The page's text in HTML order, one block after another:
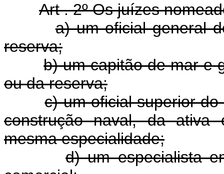
Art . 2º Os juízes
a) um oficial general
reserva;
b) um capitão de mar e
ou da reserva;
c) um oficial superior
construção naval, da
mesma especialidade;
d) um especialista